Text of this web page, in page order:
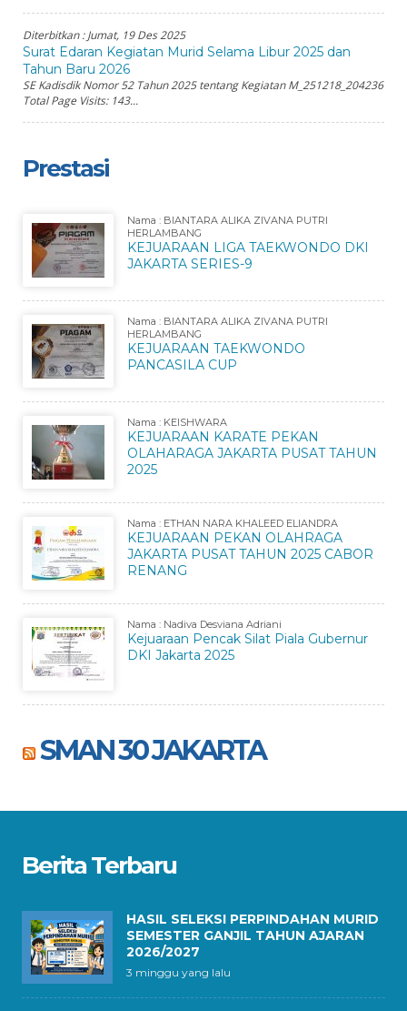
Diterbitkan :Jumat, 19 Des 2025
Surat Edaran Kegiatan Murid Selama Libur 2025 dan
Tahun Baru 2026
SE Kadisdik Nomor 52 Tahun 2025 tentang Kegiatan M_251218_204236
Total Page Visits: 143...
Prestasi
Nama : BIANTARA ALIKA ZIVANA PUTRI
HERLAMBANG
KEJUARAAN LIGA TAEKWONDO DKI
JAKARTA SERIES-9
Nama : BIANTARA ALIKA ZIVANA PUTRI
HERLAMBANG
KEJUARAAN TAEKWONDO
PANCASILA CUP
Nama : KEISHWARA
KEJUARAAN KARATE PEKAN
OLAHARAGA JAKARTA PUSAT TAHUN
2025
Nama : ETHAN NARA KHALEED ELIANDRA
KEJUARAAN PEKAN OLAHRAGA
JAKARTA PUSAT TAHUN 2025 CABOR
RENANG
Nama : Nadiva Desviana Adriani
Kejuaraan Pencak Silat Piala Gubernur
DKI Jakarta 2025
SMAN 30 JAKARTA
Berita Terbaru
HASIL SELEKSI PERPINDAHAN MURID
SEMESTER GANJIL TAHUN AJARAN
2026/2027
3 minggu yang lalu